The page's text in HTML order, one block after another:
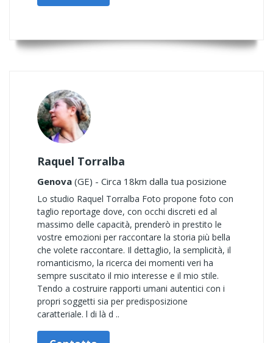
Raquel Torralba
Genova (GE) - Circa 18km dalla tua posizione
Lo studio Raquel Torralba Foto propone foto con
taglio reportage dove, con occhi discreti ed al
massimo delle capacità, prenderò in prestito le
vostre emozioni per raccontare la storia più bella
che volete raccontare. Il dettaglio, la semplicità, il
romanticismo, la ricerca dei momenti veri ha
sempre suscitato il mio interesse e il mio stile.
Tendo a costruire rapporti umani autentici con i
propri soggetti sia per predisposizione
caratteriale. l di là d ..